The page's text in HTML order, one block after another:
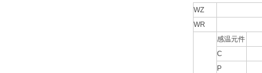
WZ
WR
感温元件
C
P